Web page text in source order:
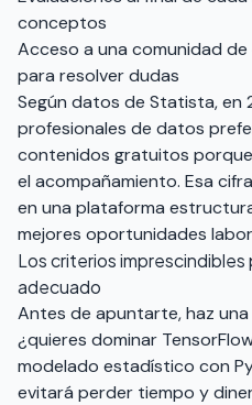
conceptos
Acceso a una comunidad
para resolver dudas
Según datos de Statista, en
profesionales de datos
contenidos gratuitos
el acompañamiento. Esa
en una plataforma
mejores oportunidades
Los criterios imprescindibles
adecuado
Antes de apuntarte, haz
¿quieres dominar
modelado estadístico con
evitará perder tiempo y